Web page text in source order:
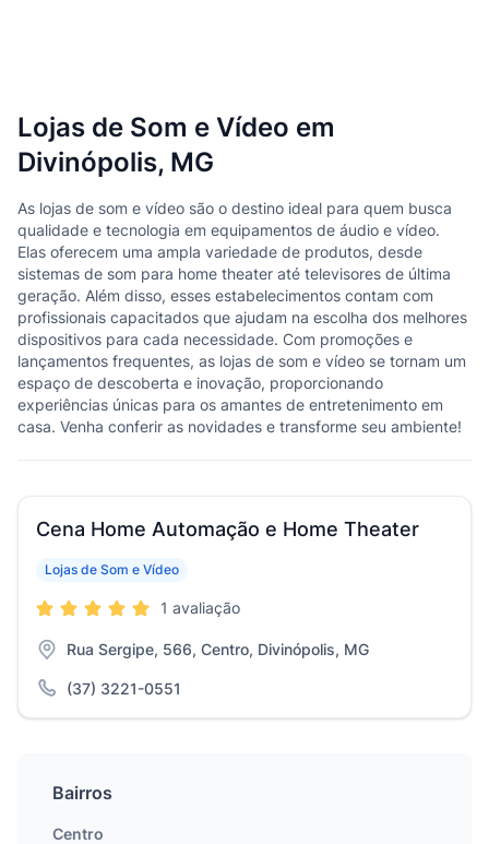
Lojas de Som e Vídeo em
Divinópolis, MG
As lojas de som e vídeo são o destino ideal para quem busca
qualidade e tecnologia em equipamentos de áudio e vídeo.
Elas oferecem uma ampla variedade de produtos, desde
sistemas de som para home theater até televisores de última
geração. Além disso, esses estabelecimentos contam com
profissionais capacitados que ajudam na escolha dos melhores
dispositivos para cada necessidade. Com promoções e
lançamentos frequentes, as lojas de som e vídeo se tornam um
espaço de descoberta e inovação, proporcionando
experiências únicas para os amantes de entretenimento em
casa. Venha conferir as novidades e transforme seu ambiente!
Cena Home Automação e Home Theater
Lojas de Som e Vídeo
1 avaliação
Rua Sergipe, 566, Centro, Divinópolis, MG
(37) 3221-0551
Bairros
Centro